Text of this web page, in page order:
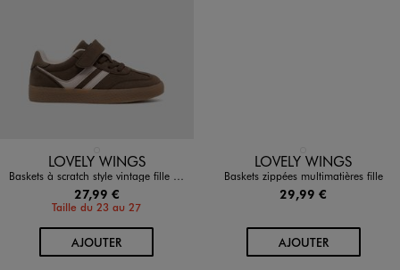
Disponible en 1 coloris
LOVELY WINGS
Baskets à scratch style vintage fille - Lovely Wings
27,99 €
Taille du 23 au 27
AJOUTERAU PANIER
Disponible en 1 coloris
LOVELY WINGS
Baskets zippées multimatières fille
29,99 €
AJOUTERAU PANIER